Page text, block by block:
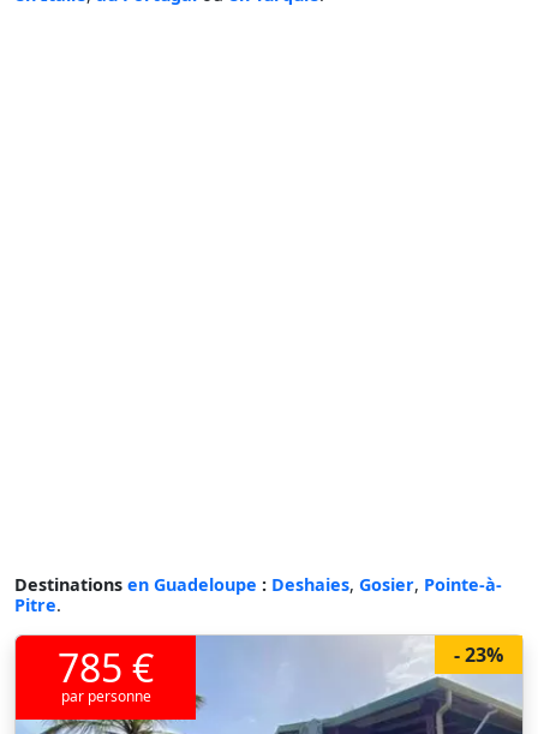
Destinations en Guadeloupe : Deshaies, Gosier, Pointe-à-
Pitre.
- 23%
785 €
par personne